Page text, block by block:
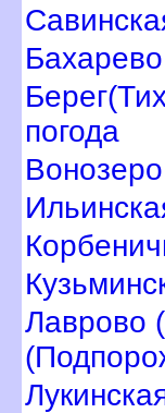
погода
онозеро
Лаврово